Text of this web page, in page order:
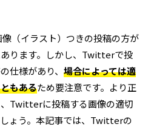
（イラスト）つきの投稿の方が
ります。しかし、Twitterで投
仕様があり、 場合によっては適
もあるため要注意です。より正
Twitterに投稿する画像の適切
ょう。本記事では、Twitterの